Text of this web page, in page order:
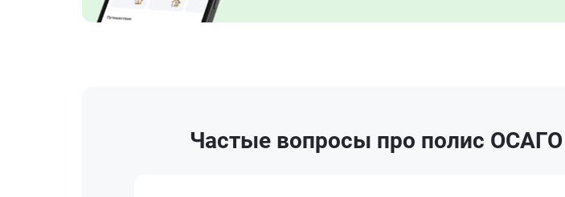
Частые вопросы про полис